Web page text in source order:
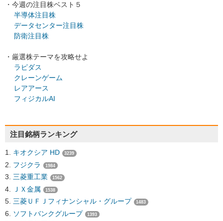
・今週の注目株ベスト５
半導体注目株
データセンター注目株
防衛注目株
・厳選株テーマを攻略せよ
ラピダス
クレーンゲーム
レアアース
フィジカルAI
注目銘柄ランキング
キオクシア HD 3239
フジクラ 1984
三菱重工業 1562
ＪＸ金属 1538
三菱ＵＦＪフィナンシャル・グループ 1483
ソフトバンクグループ 1393